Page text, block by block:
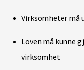
Virksomheter må
Loven må kunne
virksomhet